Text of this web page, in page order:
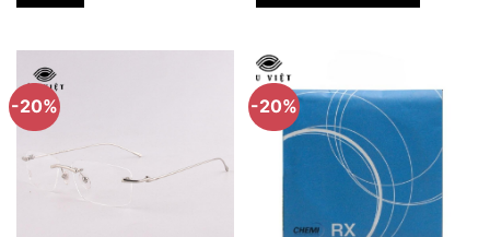
có
nhiều
biến
thể.
Các
-20% -20%